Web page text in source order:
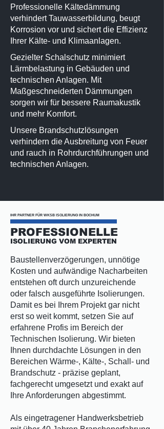
Professionelle Kältedämmung
verhindert Tauwasserbildung, beugt
Korrosion vor und sichert die Effizienz
Ihrer Kälte- und Klimaanlagen.
Gezielter Schalschutz minimiert
Lärmbelastung in Gebäuden und
technischen Anlagen. Mit
Maßgeschneiderten Dämmungen
sorgen wir für bessere Raumakustik
und mehr Komfort.
Unsere Brandschutzlösungen
verhindern die Ausbreitung von Feuer
und rauch in Rohrdurchführungen und
technischen Anlagen.
IHR PARTNER FÜR WKSB ISOLIERUNG IN BOCHUM
PROFESSIONELLE
ISOLIERUNG VOM EXPERTEN
Baustellenverzögerungen, unnötige
Kosten und aufwändige Nacharbeiten
entstehen oft durch unzureichende
oder falsch ausgeführte Isolierungen.
Damit es bei Ihrem Projekt gar nicht
erst so weit kommt, setzen Sie auf
erfahrene Profis im Bereich der
Technischen Isolierung. Wir bieten
Ihnen durchdachte Lösungen in den
Bereichen Wärme-, Kälte-, Schall- und
Brandschutz - präzise geplant,
fachgerecht umgesetzt und exakt auf
Ihre Anforderungen abgestimmt.
Als eingetragener Handwerksbetrieb